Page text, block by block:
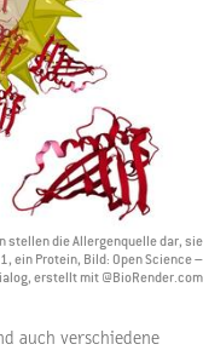
stellen die Allergenquelle dar, sie
ein Protein, Bild: Open Science –
erstellt mit @BioRender.com
auch verschiedene